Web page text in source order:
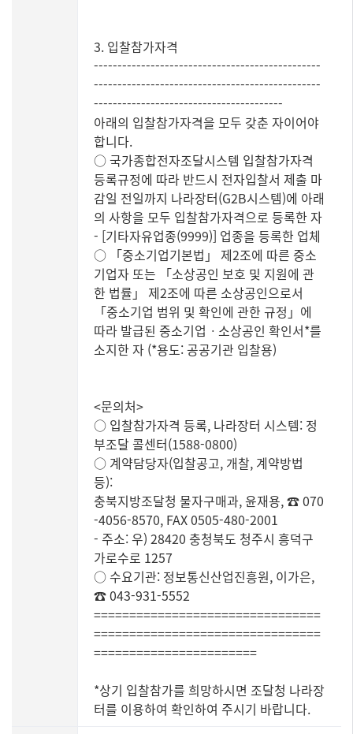
3. 입찰참가자격
------------------------------------------------
------------------------------------------------
----------------------------------------
아래의 입찰참가자격을 모두 갖춘 자이어야
합니다.
○ 국가종합전자조달시스템 입찰참가자격
등록규정에 따라 반드시 전자입찰서 제출 마
감일 전일까지 나라장터(G2B시스템)에 아래
의 사항을 모두 입찰참가자격으로 등록한 자
- [기타자유업종(9999)] 업종을 등록한 업체
○ 「중소기업기본법」 제2조에 따른 중소
기업자 또는 「소상공인 보호 및 지원에 관
한 법률」 제2조에 따른 소상공인으로서
「중소기업 범위 및 확인에 관한 규정」에
따라 발급된 중소기업ㆍ소상공인 확인서*를
소지한 자 (*용도: 공공기관 입찰용)
<문의처>
○ 입찰참가자격 등록, 나라장터 시스템: 정
부조달 콜센터(1588-0800)
○ 계약담당자(입찰공고, 개찰, 계약방법
등):
충북지방조달청 물자구매과, 윤재용, ☎ 070
-4056-8570, FAX 0505-480-2001
- 주소: 우) 28420 충청북도 청주시 흥덕구
가로수로 1257
○ 수요기관: 정보통신산업진흥원, 이가은,
☎ 043-931-5552
================================
================================
=======================
*상기 입찰참가를 희망하시면 조달청 나라장
터를 이용하여 확인하여 주시기 바랍니다.